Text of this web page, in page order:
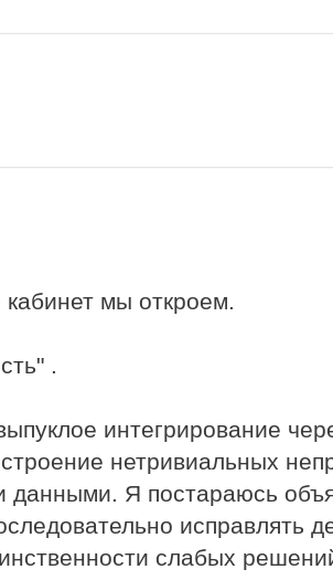
мы откроем.
.
интегрирование
нетривиальных
Я постараюсь
исправлять
слабых